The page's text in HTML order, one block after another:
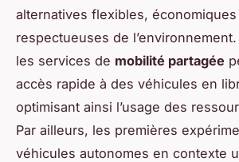
alternatives flexibles,
respectueuses de
les services de mobilité partagée
accès rapide à des véhicules en
optimisant ainsi l’usage des
Par ailleurs, les premières
véhicules autonomes en contexte